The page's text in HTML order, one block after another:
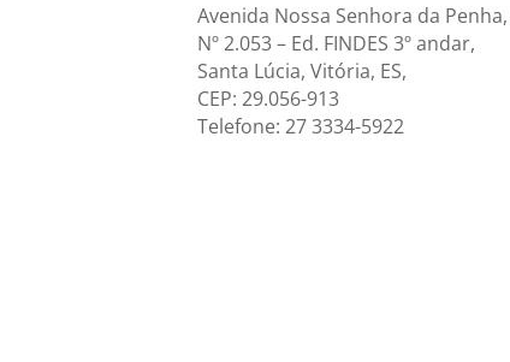
Avenida Nossa Senhora da Penha,
Nº 2.053 – Ed. FINDES 3º andar,
Santa Lúcia, Vitória, ES,
CEP: 29.056-913
Telefone: 27 3334-5922